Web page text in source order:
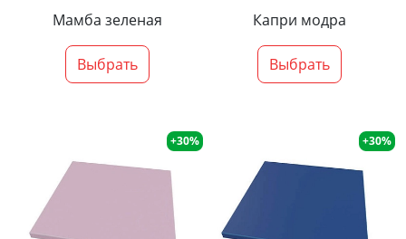
Мамба зеленая
Выбрать
Капри модра
Выбрать
+30% +30%